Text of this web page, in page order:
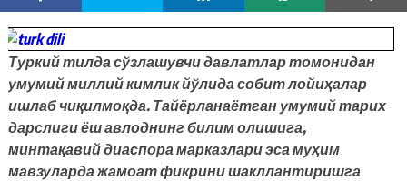
Туркий тилда сўзлашувчи давлатлар томонидан
умумий миллий кимлик йўлида собит лойиҳалар
ишлаб чиқилмоқда. Тайёрланаётган умумий тарих
дарслиги ёш авлоднинг билим олишига,
минтақавий диаспора марказлари эса муҳим
мавзуларда жамоат фикрини шакллантиришга